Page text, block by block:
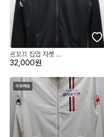
르꼬끄 집업 자켓 ...
32,000원